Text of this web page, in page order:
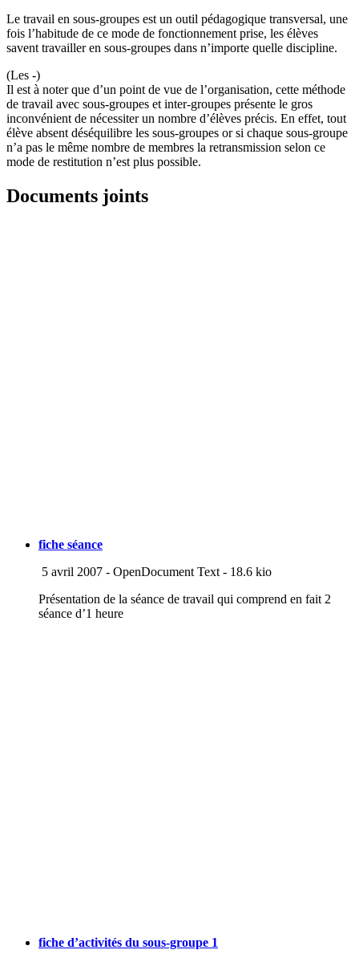
Le travail en sous-groupes est un outil pédagogique transversal, une
fois l’habitude de ce mode de fonctionnement prise, les élèves
savent travailler en sous-groupes dans n’importe quelle discipline.
(Les -)
Il est à noter que d’un point de vue de l’organisation, cette méthode
de travail avec sous-groupes et inter-groupes présente le gros
inconvénient de nécessiter un nombre d’élèves précis. En effet, tout
élève absent déséquilibre les sous-groupes or si chaque sous-groupe
n’a pas le même nombre de membres la retransmission selon ce
mode de restitution n’est plus possible.
Documents joints
fiche séance
5 avril 2007 - OpenDocument Text - 18.6 kio
Présentation de la séance de travail qui comprend en fait 2
séance d’1 heure
fiche d’activités du sous-groupe 1